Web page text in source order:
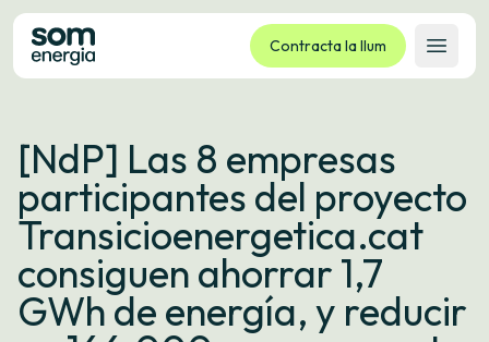
Contracta la llum
Obrir
Tarifes
Serveis
Empreses
La cooperativa
Contacte
Tràmits
[NdP] Las 8 empresas
participantes del proyecto
Transicioenergetica.cat
consiguen ahorrar 1,7
GWh de energía, y reducir